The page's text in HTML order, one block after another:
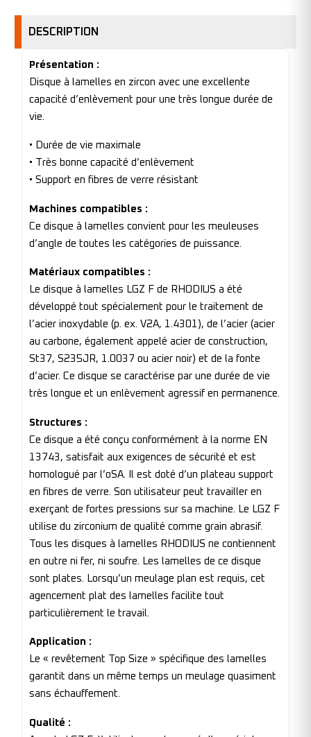
DESCRIPTION
Présentation :
Disque à lamelles en zircon avec une excellente
capacité d’enlèvement pour une très longue durée de
vie.
• Durée de vie maximale
• Très bonne capacité d’enlèvement
• Support en fibres de verre résistant
Machines compatibles :
Ce disque à lamelles convient pour les meuleuses
d’angle de toutes les catégories de puissance.
Matériaux compatibles :
Le disque à lamelles LGZ F de RHODIUS a été
développé tout spécialement pour le traitement de
l’acier inoxydable (p. ex. V2A, 1.4301), de l’acier (acier
au carbone, également appelé acier de construction,
St37, S235JR, 1.0037 ou acier noir) et de la fonte
d’acier. Ce disque se caractérise par une durée de vie
très longue et un enlèvement agressif en permanence.
Structures :
Ce disque a été conçu conformément à la norme EN
13743, satisfait aux exigences de sécurité et est
homologué par l’oSA. Il est doté d’un plateau support
en fibres de verre. Son utilisateur peut travailler en
exerçant de fortes pressions sur sa machine. Le LGZ F
utilise du zirconium de qualité comme grain abrasif.
Tous les disques à lamelles RHODIUS ne contiennent
en outre ni fer, ni soufre. Les lamelles de ce disque
sont plates. Lorsqu’un meulage plan est requis, cet
agencement plat des lamelles facilite tout
particulièrement le travail.
Application :
Le « revêtement Top Size » spécifique des lamelles
garantit dans un même temps un meulage quasiment
sans échauffement.
Qualité :